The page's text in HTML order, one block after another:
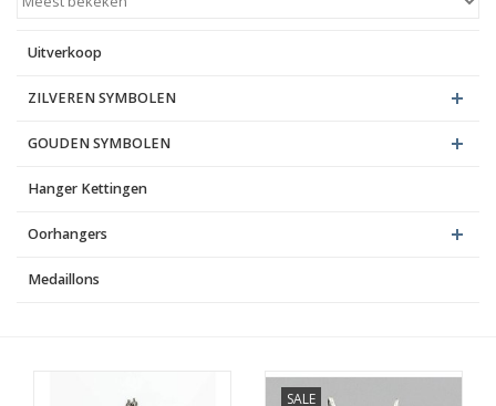
Uitverkoop
ZILVEREN SYMBOLEN
GOUDEN SYMBOLEN
Hanger Kettingen
Oorhangers
Medaillons
SALE